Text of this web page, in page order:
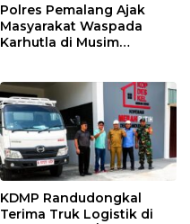
Polres Pemalang Ajak
Masyarakat Waspada
Karhutla di Musim
KDMP Randudongkal
Terima Truk Logistik di